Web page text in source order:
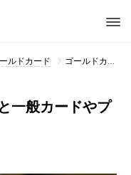
ルドカード ゴールドカードのメリットと一般カードやプラチナカードとの違い
一般カードやプ